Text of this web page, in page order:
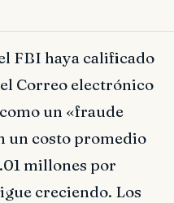
FBI haya calificado
Correo electrónico
un «fraude
un costo promedio
millones por
creciendo. Los